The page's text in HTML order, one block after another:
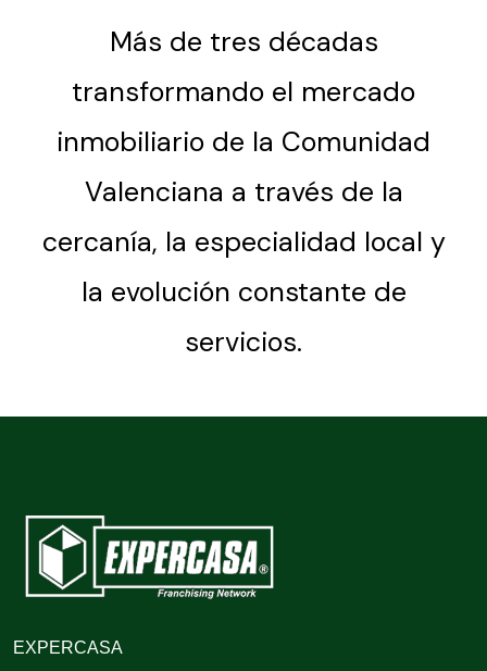
Más de tres décadas
transformando el mercado
inmobiliario de la Comunidad
Valenciana a través de la
cercanía, la especialidad local y
la evolución constante de
servicios.
EXPERCASA